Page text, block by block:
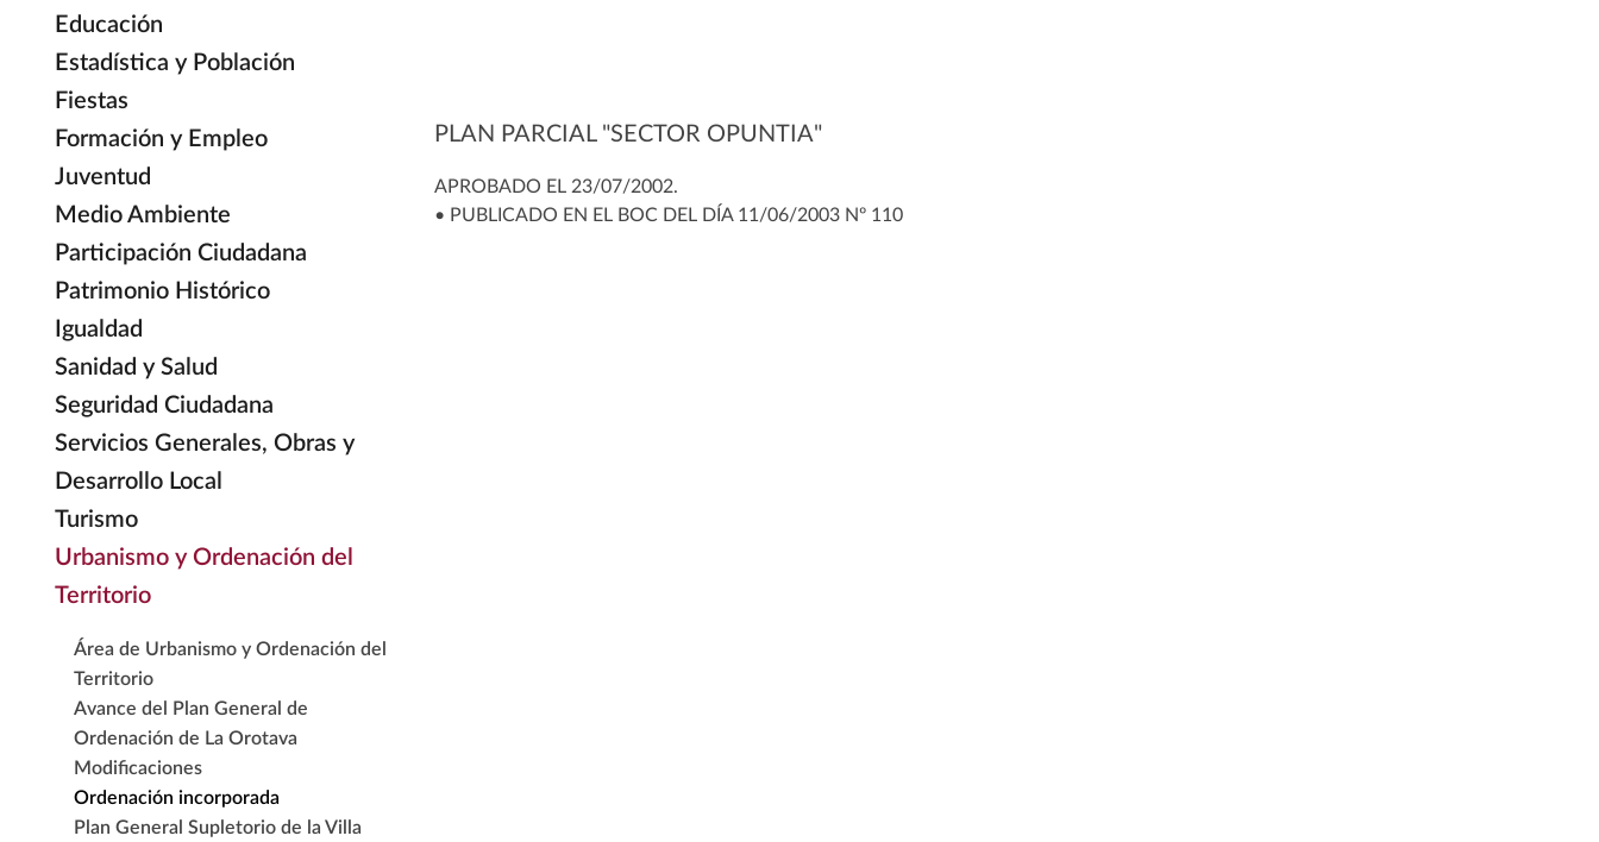
Educación
Estadística y Población
Fiestas
Formación y Empleo
Juventud
Medio Ambiente
Participación Ciudadana
Patrimonio Histórico
Igualdad
Sanidad y Salud
Seguridad Ciudadana
Servicios Generales, Obras y
Desarrollo Local
Turismo
Urbanismo y Ordenación del
Territorio
Área de Urbanismo y Ordenación del
Territorio
Avance del Plan General de
Ordenación de La Orotava
Modificaciones
Ordenación incorporada
Plan General Supletorio de la Villa
PLAN PARCIAL "SECTOR OPUNTIA"
APROBADO EL 23/07/2002.
• PUBLICADO EN EL BOC DEL DÍA 11/06/2003 Nº 110